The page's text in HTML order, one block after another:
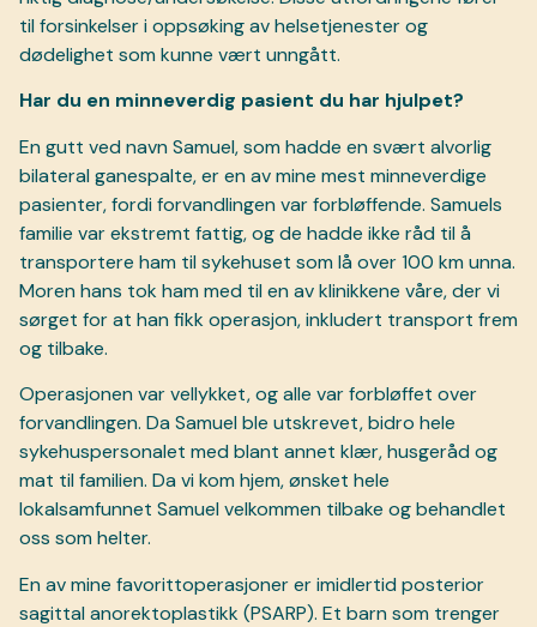
til forsinkelser i oppsøking av helsetjenester og
dødelighet som kunne vært unngått.
Har du en minneverdig pasient du har hjulpet?
En gutt ved navn Samuel, som hadde en svært alvorlig
bilateral ganespalte, er en av mine mest minneverdige
pasienter, fordi forvandlingen var forbløffende. Samuels
familie var ekstremt fattig, og de hadde ikke råd til å
transportere ham til sykehuset som lå over 100 km unna.
Moren hans tok ham med til en av klinikkene våre, der vi
sørget for at han fikk operasjon, inkludert transport frem
og tilbake.
Operasjonen var vellykket, og alle var forbløffet over
forvandlingen. Da Samuel ble utskrevet, bidro hele
sykehuspersonalet med blant annet klær, husgeråd og
mat til familien. Da vi kom hjem, ønsket hele
lokalsamfunnet Samuel velkommen tilbake og behandlet
oss som helter.
En av mine favorittoperasjoner er imidlertid posterior
sagittal anorektoplastikk (PSARP). Et barn som trenger